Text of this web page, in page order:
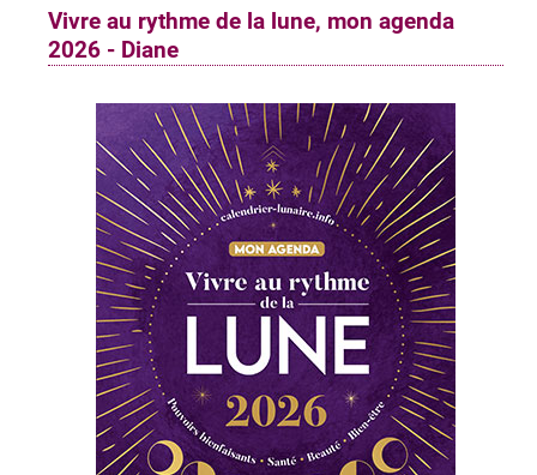
Vivre au rythme de la lune, mon agenda
2026 - Diane